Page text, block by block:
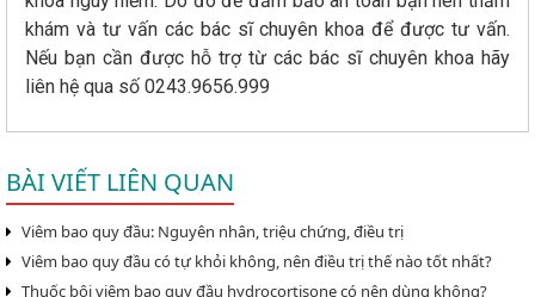
khám và tư vấn các bác sĩ chuyên khoa để được tư vấn.
Nếu bạn cần được hỗ trợ từ các bác sĩ chuyên khoa hãy
liên hệ qua số 0243.9656.999
BÀI VIẾT LIÊN QUAN
Viêm bao quy đầu: Nguyên nhân, triệu chứng, điều trị
Viêm bao quy đầu có tự khỏi không, nên điều trị thế nào tốt nhất?
Thuốc bôi viêm bao quy đầu hydrocortisone có nên dùng không?